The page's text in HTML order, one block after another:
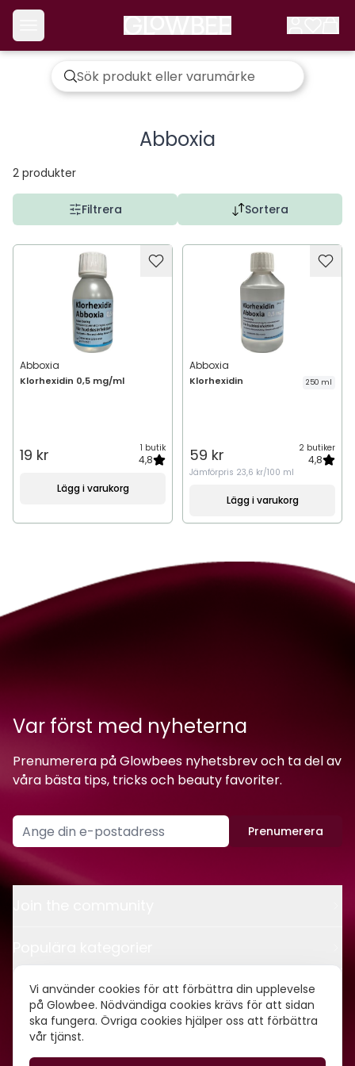
Vi använder cookies för att förbättra din upplevelse
på Glowbee. Nödvändiga cookies krävs för att sidan
ska fungera. Övriga cookies hjälper oss att förbättra
vår tjänst.
Abboxia
2 produkter
Filtrera Sortera
Abboxia
Klorhexidin 0,5 mg/ml
19 kr 1 butik
4,8
Lägg i varukorg
Abboxia
Klorhexidin 250 ml
59 kr 2 butiker
4,8
Jämförpris 23,6 kr/100 ml
Lägg i varukorg
Var först med nyheterna
Prenumerera på Glowbees nyhetsbrev och ta del av
våra bästa tips, tricks och beauty favoriter.
Prenumerera
Kontakt
Om oss